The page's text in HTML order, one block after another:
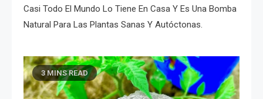
Casi Todo El Mundo Lo Tiene En Casa Y Es Una Bomba
Natural Para Las Plantas Sanas Y Autóctonas.
3 MINS READ